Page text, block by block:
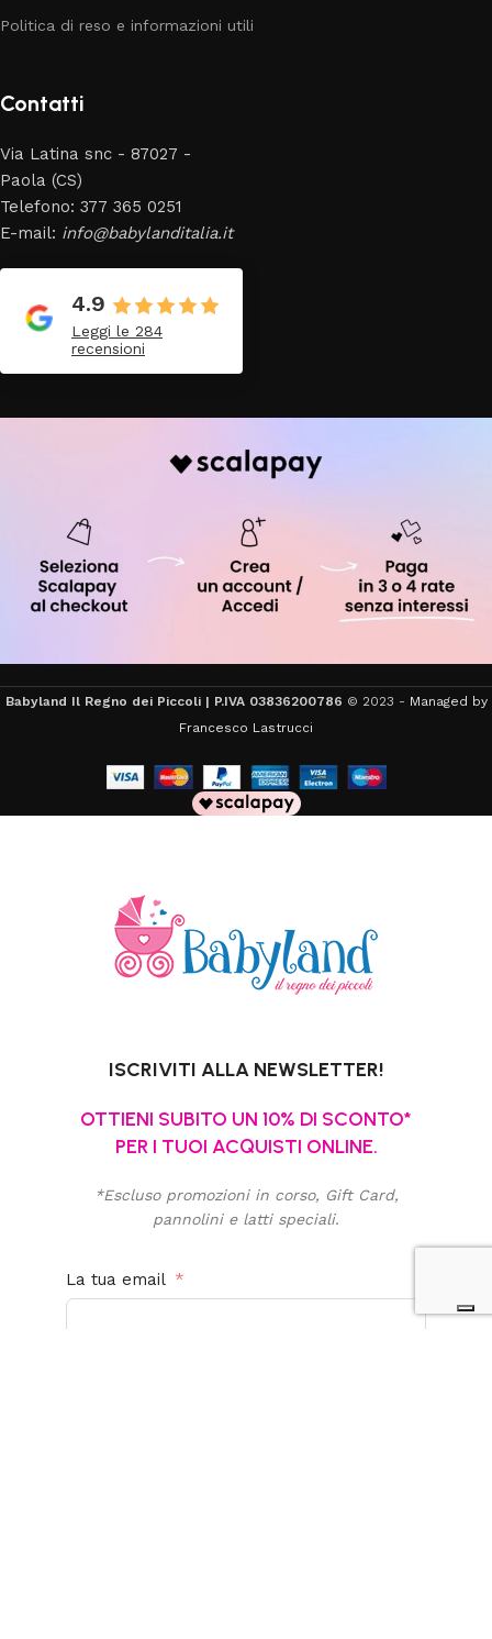
Politica di reso e informazioni utili
Contatti
Via Latina snc - 87027 -
Paola (CS)
Telefono: 377 365 0251
E-mail: info@babylanditalia.it
4.9
Leggi le 284
recensioni
Babyland Il Regno dei Piccoli | P.IVA 03836200786 © 2023 - Managed by
Francesco Lastrucci
ISCRIVITI ALLA NEWSLETTER!
OTTIENI SUBITO UN 10% DI SCONTO*
PER I TUOI ACQUISTI ONLINE.
*Escluso promozioni in corso, Gift Card,
pannolini e latti speciali.
La tua email